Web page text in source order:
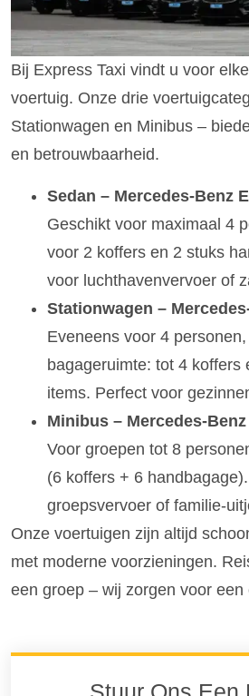
Bij Express Taxi vindt u voor
voertuig. Onze drie
Stationwagen en Minibus –
en betrouwbaarheid.
Sedan – Mercedes-Benz
Geschikt voor maximaal 4
voor 2 koffers en 2 stuks
voor luchthavenvervoer of
Stationwagen –
Eveneens voor 4
bagageruimte: tot 4 koffers
items. Perfect voor
Minibus – Mercedes-
Voor groepen tot 8
(6 koffers + 6
groepsvervoer of familie-
Onze voertuigen zijn altijd
met moderne voorzieningen.
een groep – wij zorgen voor een